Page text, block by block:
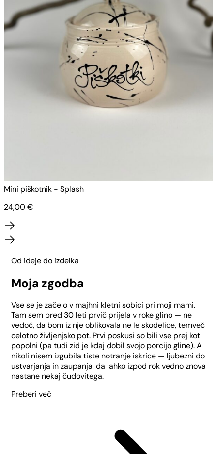
Mini piškotnik - Splash
24,00€
Od ideje do izdelka
Moja zgodba
Vse se je začelo v majhni kletni sobici pri moji mami.
Tam sem pred 30 leti prvič prijela v roke glino — ne
vedoč, da bom iz nje oblikovala ne le skodelice, temveč
celotno življenjsko pot. Prvi poskusi so bili vse prej kot
popolni (pa tudi zid je kdaj dobil svojo porcijo gline). A
nikoli nisem izgubila tiste notranje iskrice — ljubezni do
ustvarjanja in zaupanja, da lahko izpod rok vedno znova
nastane nekaj čudovitega.
Preberi več